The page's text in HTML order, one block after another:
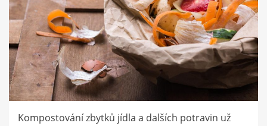
Kompostování zbytků jídla a dalších potravin už